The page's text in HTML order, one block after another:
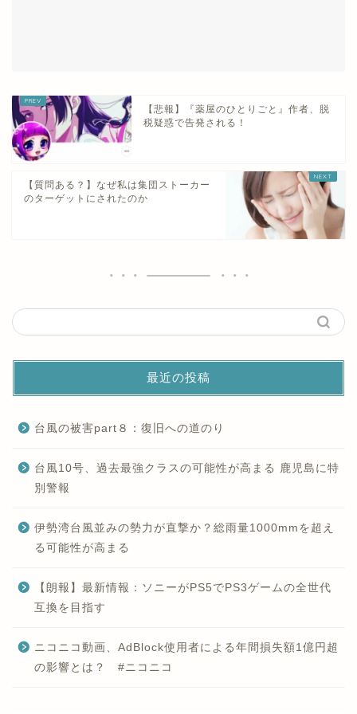
【悲報】『薬屋のひとりごと』作者、脱
税疑惑で告発される！
【質問ある？】なぜ私は集団ストーカー
のターゲットにされたのか
最近の投稿
台風の被害part８：復旧への道のり
台風10号、過去最強クラスの可能性が高まる 鹿児島に特
別警報
伊勢湾台風並みの勢力が直撃か？総雨量1000mmを超え
る可能性が高まる
【朗報】最新情報：ソニーがPS5でPS3ゲームの全世代
互換を目指す
ニコニコ動画、AdBlock使用者による年間損失額1億円超
の影響とは？ #ニコニコ